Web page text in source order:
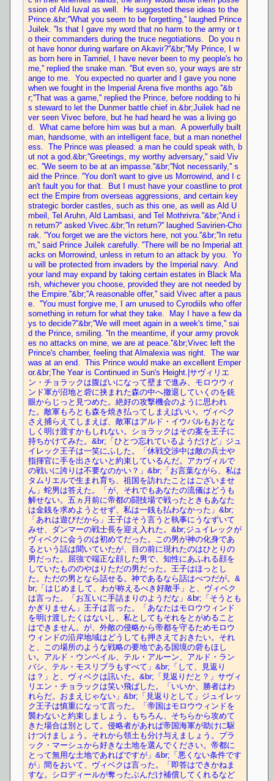
ssion of Ald Iuval as well.  He suggested these ideas to the
Prince.&br;''What you seem to be forgetting,'' laughed Prince
Juilek. ''Is that I gave my word that no harm to the army or t
o their commanders during the truce negotiations.  Do you n
ot have honor during warfare on Akavir?''&br;''My Prince, I w
as born here in Tamriel, I have never been to my people's ho
me,'' replied the snake man. ''But even so, your ways are str
ange to me.  You expected no quarter and I gave you none
when we fought in the Imperial Arena five months ago.''&b
r;''That was a game,'' replied the Prince, before nodding to hi
s steward to let the Dunmer battle chief in.&br;Juilek had ne
ver seen Vivec before, but he had heard he was a living go
d.  What came before him was but a man.  A powerfully built
man, handsome, with an intelligent face, but a man nonethel
ess.  The Prince was pleased: a man he could speak with, b
ut not a god.&br;''Greetings, my worthy adversary,'' said Viv
ec. ''We seem to be at an impasse.''&br;''Not necessarily,'' s
aid the Prince. ''You don't want to give us Morrowind, and I c
an't fault you for that.  But I must have your coastline to prot
ect the Empire from overseas aggressions, and certain key
strategic border castles, such as this one, as well as Ald U
mbeil, Tel Aruhn, Ald Lambasi, and Tel Mothrivra.''&br;''And i
n return?'' asked Vivec.&br;''In return?'' laughed Savirien-Cho
rak. ''You forget we are the victors here, not you.''&br;''In retu
rn,'' said Prince Juilek carefully. ''There will be no Imperial att
acks on Morrowind, unless in return to an attack by you.  Yo
u will be protected from invaders by the Imperial navy.  And
your land may expand by taking certain estates in Black Ma
rsh, whichever you choose, provided they are not needed by
the Empire.''&br;''A reasonable offer,'' said Vivec after a paus
e.  ''You must forgive me, I am unused to Cyrodiils who offer
something in return for what they take.  May I have a few da
ys to decide?''&br;''We will meet again in a week's time,'' sai
d the Prince, smiling. ''In the meantime, if your army provok
es no attacks on mine, we are at peace.''&br;Vivec left the
Prince's chamber, feeling that Almalexia was right.  The war
was at an end.  This Prince would make an excellent Emper
or.&br;The Year is Continued in Sun's Height.|サヴィリエ
ン・チョラックは腹ばいになって壁まで進み、モロウウィ
ンド軍が沼地と砦に挟まれた森の中へ撤退していくのを銃
眼からじっと見つめた。絶好の攻撃機会のように思われ
た。敵軍もろとも森を焼き払ってしまえばいい。ヴィベク
さえ捕らえてしまえば、敵軍はアルド・イウバルもおとな
しく明け渡すかもしれない。ショラックはその案を王子に
持ちかけてみた。&br;「ひとつ忘れているようだけど」ジュ
イレック王子は一笑にふした。「休戦交渉中は敵の兵士や
指揮官に手を出さないと約束しているんだ。アカヴィルで
の戦いに誇りは不要なのかい？」&br;「お言葉ながら、私は
タムリエルで生まれ育ち、祖国を訪れたことはございませ
ん」蛇男は答えた。「が、それでもあなたの流儀はどうも
解せない。五ヵ月前に帝都の闘技場で戦ったときもあなた
は金銭を求めようとせず、私は一銭も払わなかった」&br;
「あれは遊びだから」王子はそう言うと執事にうなずいて
みせ、ダンマーの戦士長を迎え入れた。&br;ジュイレックが
ヴィベクに会うのは初めてだった。この男が神の化身であ
るという話は聞いていたが、目の前に現れたのはひとりの
男だった。屈強で端正な顔した男で、知性にあふれる顔を
していたもののやはりただの男だった。王子はほっとし
た。ただの男となら話せる。神であるなら話はべつだが。&
br;「はじめまして、わが称えるべき好敵手」と、ヴィベク
は言った。「お互いに手詰まりのようだな」&br;「そうとも
かぎりません」王子は言った。「あなたはモロウウィンド
を明け渡したくはないし、私としてもそれをとがめること
はできません。が、外敵の侵略から帝都を守るためモロウ
ウィンドの沿岸地域はどうしても押さえておきたい。それ
と、この場所のような戦略の要地である国境の砦もほし
い。アルド・ウンベイル、テル・アルーン、アルド・ラン
バシ、テル・モスリブラもすべて」&br;「して、見返り
は？」と、ヴィベクは訊いた。&br;「見返りだと？」サヴィ
リエン・チョラックは笑い飛ばした。「いいか、勝者はわ
れらだ。おまえじゃない」&br;「見返りとして」ジュイレッ
ク王子は慎重になって言った。「帝国はモロウウィンドを
襲わないと約束しましょう。もちろん、そちらから攻めて
きた場合は別として。侵略者があれば帝国海軍が助けに駆
けつけましょう。それから領土も分け与えましょう。ブラ
ック・マーシュから好きな土地を選んでください。帝都に
とって無用な土地であればですが」&br;「悪くない条件です
が」間をおいて、ヴィベクは言った。「即答はできかねま
すな。シロディールが奪ったぶんだけ補償してくれるなど